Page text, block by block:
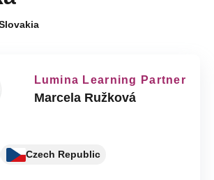
Lumina Learning Partner
Marcela Ružková
Czech Republic